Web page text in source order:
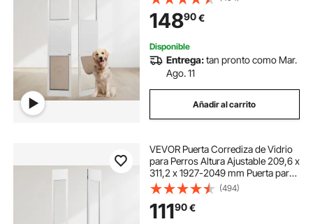
Estructura de Bisagra, Solapa y
Cerradura para Perros de Gran
Tamaño
14890€
Disponible
Entrega:tan pronto como Mar.
Ago. 11
Añadir al carrito
VEVOR Puerta Corrediza de Vidrio
para Perros Altura Ajustable 209,6 x
311,2 x 1927-2049 mm Puerta para
Mascotas de Vidrio Templado con
Estructura de Bisagra, Solapa y
Cerradura para Perros Pequeño
(494)
11190€